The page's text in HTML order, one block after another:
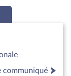
communiqué